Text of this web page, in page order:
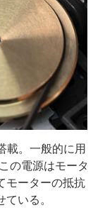
載。一般的に用
の電源はモータ
モーターの抵抗
いる。